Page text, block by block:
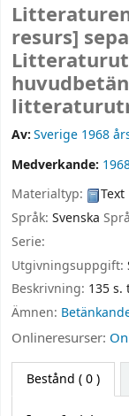
resurs]
Av:Sverige 1968
Medverkande:
Materialtyp:
Text
Språk: Svenska
Serie:
Utgivningsuppgift:
Beskrivning: 135 s.
Ämnen:
Onlineresurser:
Bestånd ( 0 )